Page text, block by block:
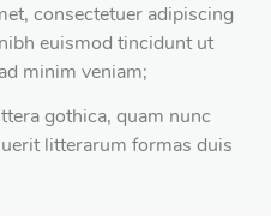
consectetuer adipiscing
euismod tincidunt ut
minim veniam;
gothica, quam nunc
litterarum formas duis